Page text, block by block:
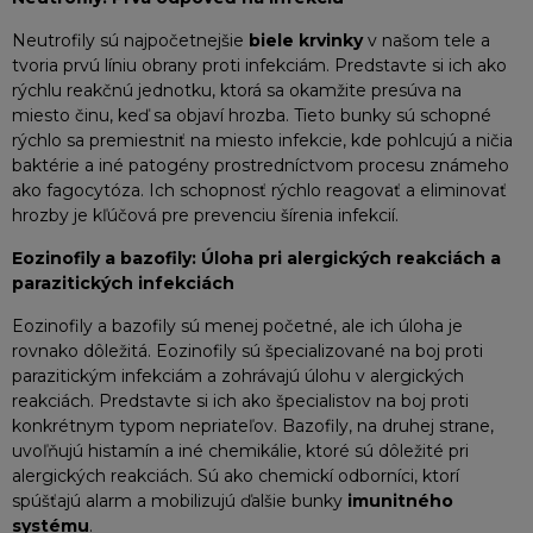
Neutrofily sú najpočetnejšie biele krvinkyv našom tele a
tvoria prvú líniu obrany proti infekciám. Predstavte si ich ako
rýchlu reakčnú jednotku, ktorá sa okamžite presúva na
miesto činu, keď sa objaví hrozba. Tieto bunky sú schopné
rýchlo sa premiestniť na miesto infekcie, kde pohlcujú a ničia
baktérie a iné patogény prostredníctvom procesu známeho
ako fagocytóza. Ich schopnosť rýchlo reagovať a eliminovať
hrozby je kľúčová pre prevenciu šírenia infekcií.
Eozinofily a bazofily: Úloha pri alergických reakciách a
parazitických infekciách
Eozinofily a bazofily sú menej početné, ale ich úloha je
rovnako dôležitá. Eozinofily sú špecializované na boj proti
parazitickým infekciám a zohrávajú úlohu v alergických
reakciách. Predstavte si ich ako špecialistov na boj proti
konkrétnym typom nepriateľov. Bazofily, na druhej strane,
uvoľňujú histamín a iné chemikálie, ktoré sú dôležité pri
alergických reakciách. Sú ako chemickí odborníci, ktorí
spúšťajú alarm a mobilizujú ďalšie bunky imunitného
systému.